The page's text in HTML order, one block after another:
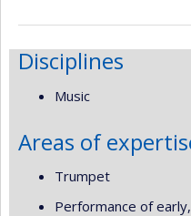
Disciplines
Music
Areas of
Trumpet
Performance of